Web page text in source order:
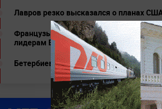
Лавров резко высказался о планах
Французы обругали Зеленского за
лидерам Европы
Бетербиева сравнили с Тайсоном